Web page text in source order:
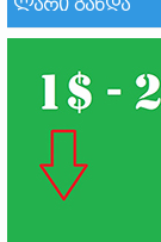
ᲚᲐᲠᲘ ᲒᲐᲮᲓᲐ